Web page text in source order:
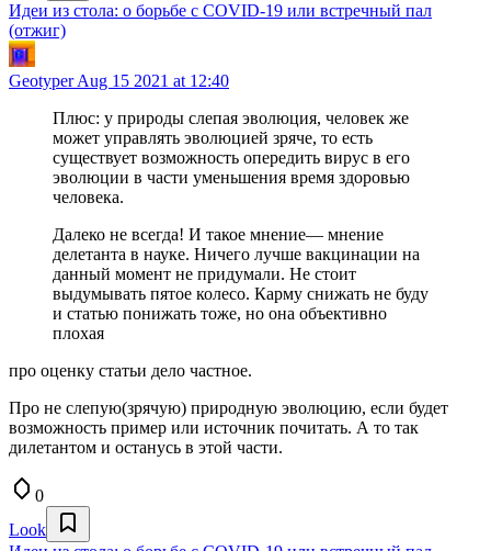
Идеи из стола: о борьбе с COVID-19 или встречный пал
(отжиг)
GeotyperAug 15 2021 at 12:40
Плюс: у природы слепая эволюция, человек же
может управлять эволюцией зряче, то есть
существует возможность опередить вирус в его
эволюции в части уменьшения время здоровью
человека.
Далеко не всегда! И такое мнение— мнение
делетанта в науке. Ничего лучше вакцинации на
данный момент не придумали. Не стоит
выдумывать пятое колесо. Карму снижать не буду
и статью понижать тоже, но она объективно
плохая
про оценку статьи дело частное.
Про не слепую(зрячую) природную эволюцию, если будет
возможность пример или источник почитать. А то так
дилетантом и останусь в этой части.
0
Look